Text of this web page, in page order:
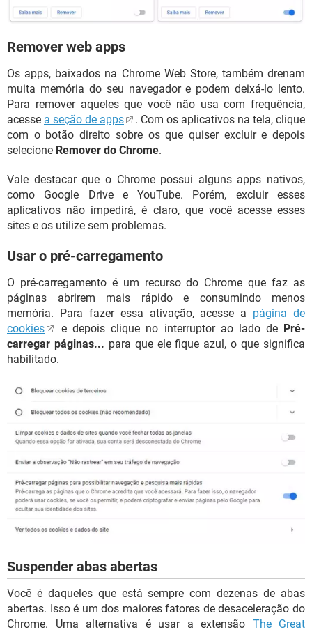
Remover web apps
Os apps, baixados na Chrome Web Store, também drenam
muita memória do seu navegador e podem deixá-lo lento.
Para remover aqueles que você não usa com frequência,
acesse a seção de apps
. Com os aplicativos na tela, clique
com o botão direito sobre os que quiser excluir e depois
selecione Remover do Chrome.
Vale destacar que o Chrome possui alguns apps nativos,
como Google Drive e YouTube. Porém, excluir esses
aplicativos não impedirá, é claro, que você acesse esses
sites e os utilize sem problemas.
Usar o pré-carregamento
O pré-carregamento é um recurso do Chrome que faz as
páginas abrirem mais rápido e consumindo menos
memória. Para fazer essa ativação, acesse a página de
cookies
e depois clique no interruptor ao lado de Pré-
carregar páginas... para que ele fique azul, o que significa
habilitado.
Suspender abas abertas
Você é daqueles que está sempre com dezenas de abas
abertas. Isso é um dos maiores fatores de desaceleração do
Chrome. Uma alternativa é usar a extensão The Great